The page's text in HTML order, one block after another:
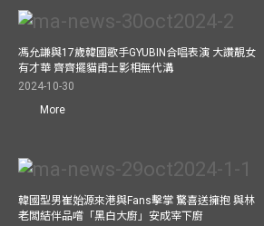
馮允謙與17歲韓國歌手GYUBIN合唱表演 大讚靚女
有才華 齊齊擺貓甫士影相無代溝
2024-10-30
More
韓國型男崔始源來港與Fans擊掌 驚喜送擁抱 與林
老闆結伴品嚐「黑白大廚」安成宰下廚